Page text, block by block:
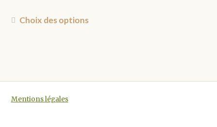
la
prix :
Choix des optionsCe
Les
Mentions légales